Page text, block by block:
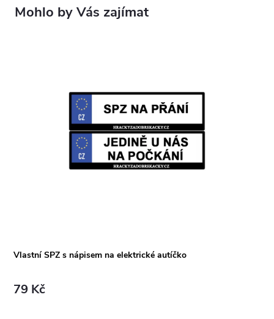
Vlastní SPZ s nápisem na elektrické autíčko
79 Kč